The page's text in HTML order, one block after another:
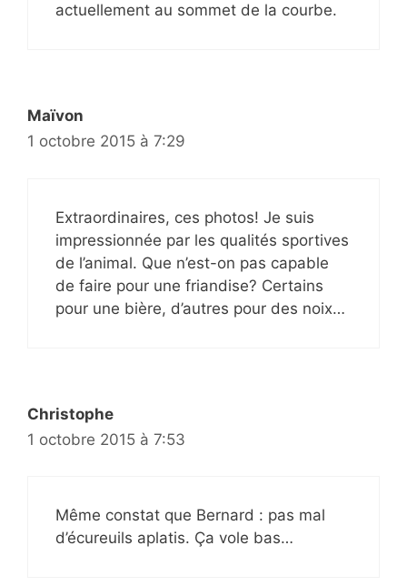
actuellement au sommet de la courbe.
Maïvon
1 octobre 2015 à 7:29
Extraordinaires, ces photos! Je suis
impressionnée par les qualités sportives
de l’animal. Que n’est-on pas capable
de faire pour une friandise? Certains
pour une bière, d’autres pour des noix…
Christophe
1 octobre 2015 à 7:53
Même constat que Bernard : pas mal
d’écureuils aplatis. Ça vole bas…